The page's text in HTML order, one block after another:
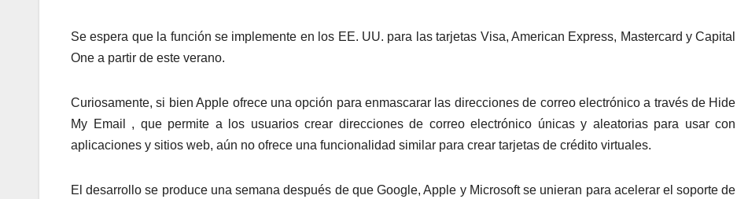
Se espera que la función se implemente en los EE. UU. para las tarjetas Visa, American Express, Mastercard y Capital
One a partir de este verano.
Curiosamente, si bien Apple ofrece una opción para enmascarar las direcciones de correo electrónico a través de Hide
My Email , que permite a los usuarios crear direcciones de correo electrónico únicas y aleatorias para usar con
aplicaciones y sitios web, aún no ofrece una funcionalidad similar para crear tarjetas de crédito virtuales.
El desarrollo se produce una semana después de que Google, Apple y Microsoft se unieran para acelerar el soporte de